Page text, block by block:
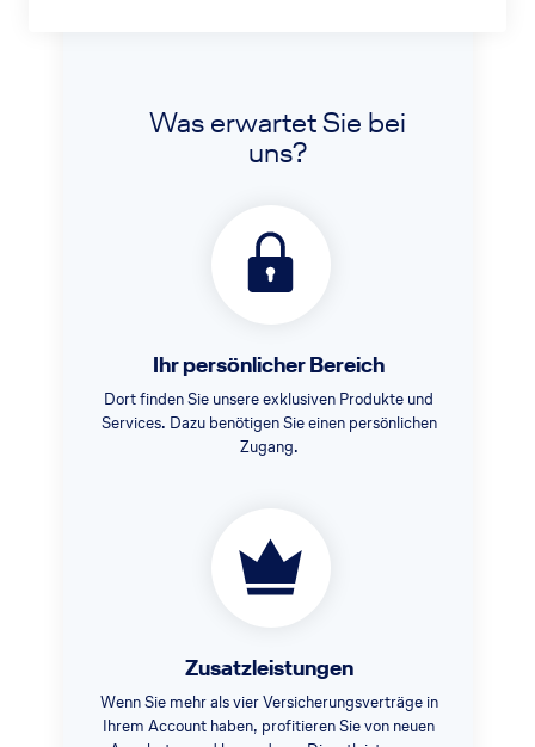
Was erwartet Sie bei
uns?
Ihr persönlicher Bereich
Dort finden Sie unsere exklusiven Produkte und
Services. Dazu benötigen Sie einen persönlichen
Zugang.
Zusatzleistungen
Wenn Sie mehr als vier Versicherungsverträge in
Ihrem Account haben, profitieren Sie von neuen